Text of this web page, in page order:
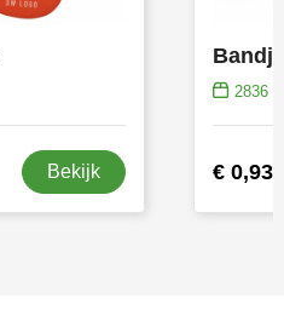
Bekijk
2836
€ 0,93